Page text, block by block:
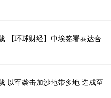
【环球财经】中埃签署泰达合
以军袭击加沙地带多地 造成至